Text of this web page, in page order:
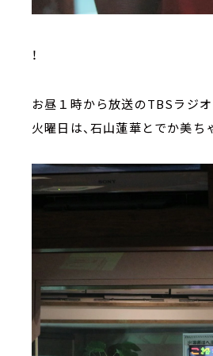
！
お昼１時から放送のTBSラジ
火曜日は、石山蓮華とでか美